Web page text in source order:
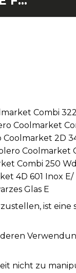
Combi
Coolmarket
2D
Coolmarket
Combi 250
4D 601 Inox
Glas E
ist
nicht zu